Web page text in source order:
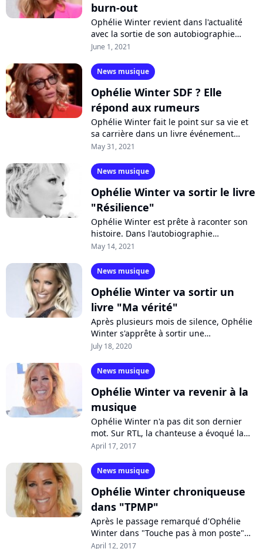
burn-out
Ophélie Winter revient dans l'actualité
avec la sortie de son autobiographie
"Résilience". Invitée de l'émission
June 1, 2021
News musique
Ophélie Winter SDF ? Elle
répond aux rumeurs
Ophélie Winter fait le point sur sa vie et
sa carrière dans un livre événement
"Résilience". Invitée de l'émission "On est
May 31, 2021
News musique
Ophélie Winter va sortir le livre
"Résilience"
Ophélie Winter est prête à raconter son
histoire. Dans l'autobiographie
"Résilience", qui sortira le 2 juin
racontera...
May 14, 2021
News musique
Ophélie Winter va sortir un
livre "Ma vérité"
Après plusieurs mois de silence, Ophélie
Winter s'apprête à sortir une
autobiographie, "Ma vérité". La
faire...
July 18, 2020
News musique
Ophélie Winter va revenir à la
musique
Ophélie Winter n'a pas dit son dernier
mot. Sur RTL, la chanteuse a évoqué la
période de sa carrière où elle a été "une
April 17, 2017
News musique
Ophélie Winter chroniqueuse
dans "TPMP"
Après le passage remarqué d'Ophélie
Winter dans "Touche pas à mon poste"
pour la promotion du prime de "Scènes
April 12, 2017